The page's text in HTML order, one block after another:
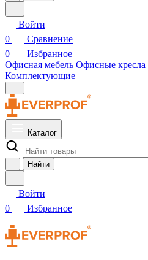
Войти
0
Сравнение
0
Избранное
Офисная мебель Офисные кресла
Комплектующие
Каталог
Найти
Войти
0
Избранное